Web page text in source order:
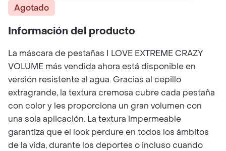
Agotado
Información del producto
La máscara de pestañas I LOVE EXTREME CRAZY
VOLUME más vendida ahora está disponible en
versión resistente al agua. Gracias al cepillo
extragrande, la textura cremosa cubre cada pestaña
con color y les proporciona un gran volumen con
una sola aplicación. La textura impermeable
garantiza que el look perdure en todos los ámbitos
de la vida, durante los deportes o incluso cuando